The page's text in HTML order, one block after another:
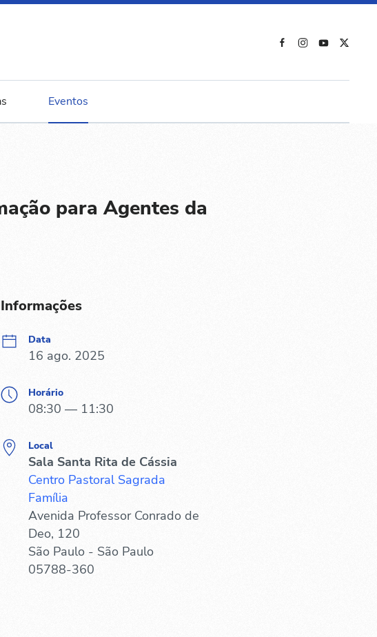
Eventos
para Agentes da
Informações
Data
16 ago. 2025
Horário
08:30 — 11:30
Local
Sala Santa Rita de Cássia
Centro Pastoral Sagrada
Família
Avenida Professor Conrado de
Deo, 120
São Paulo - São Paulo
05788-360